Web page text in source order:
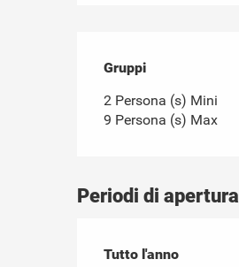
Gruppi
Gruppi
2 Persona (s) Mini
9 Persona (s) Max
Periodi di apertura
Tutto l'anno
Tutto l'anno